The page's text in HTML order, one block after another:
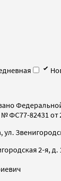
ФС77-82431 от
2-я, д.